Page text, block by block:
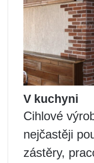
V kuchyni
Cihlové
nejčastěji
zástěry,